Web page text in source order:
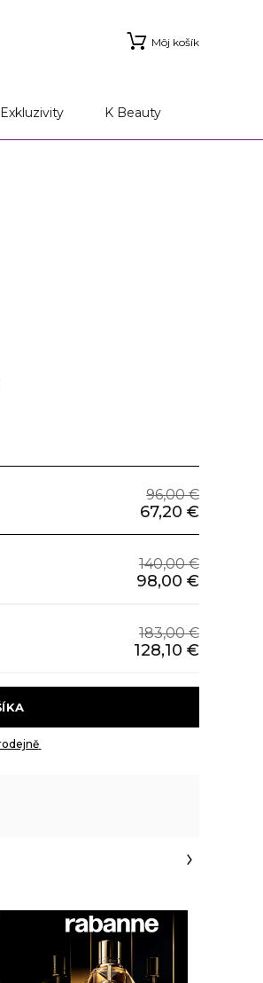
Môj košík
Exkluzivity K Beauty
96,00 €
67,20 €
140,00 €
98,00 €
183,00 €
128,10 €
Ověřit dostupnost v prodejně